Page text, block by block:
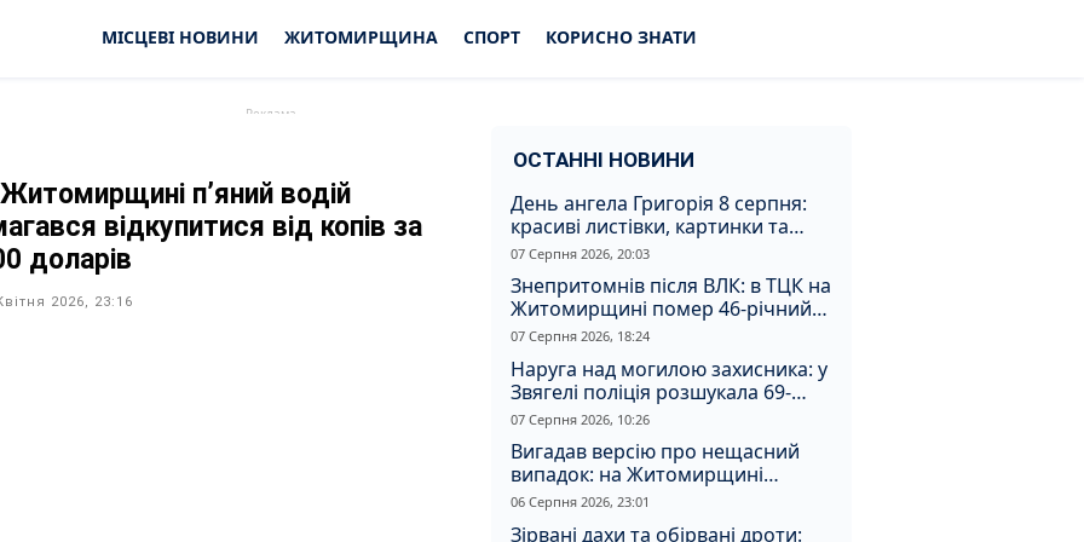
МІСЦЕВІ НОВИНИ ЖИТОМИРЩИНА СПОРТ КОРИСНО ЗНАТИ
п’яний водій
відкупитися від копів за
доларів
2026, 23:16
ОСТАННІ НОВИНИ
День ангела Григорія 8 серпня:
красиві листівки, картинки та
душевні привітання
07 Серпня 2026, 20:03
Знепритомнів після ВЛК: в ТЦК на
Житомирщині помер 46-річний
чоловік
07 Серпня 2026, 18:24
Наруга над могилою захисника: у
Звягелі поліція розшукала 69-
річного зловмисника
07 Серпня 2026, 10:26
Вигадав версію про нещасний
випадок: на Житомирщині
судитимуть чоловіка за вбивство
06 Серпня 2026, 23:01
Зірвані дахи та обірвані дроти: